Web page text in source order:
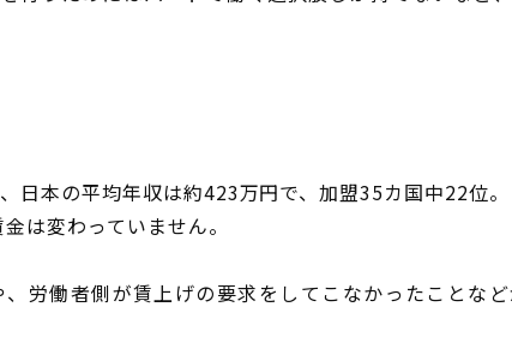
本の平均年収は約423万円で、加盟35カ国中22位。
は変わっていません。
労働者側が賃上げの要求をしてこなかったことな